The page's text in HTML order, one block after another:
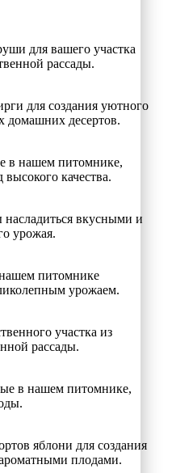
для вашего участка
рассады.
для создания уютного
домашних десертов.
в нашем питомнике,
качества.
вкусными и
урожая.
питомнике
урожаем.
участка из
рассады.
в нашем питомнике,
яблони для создания
плодами.